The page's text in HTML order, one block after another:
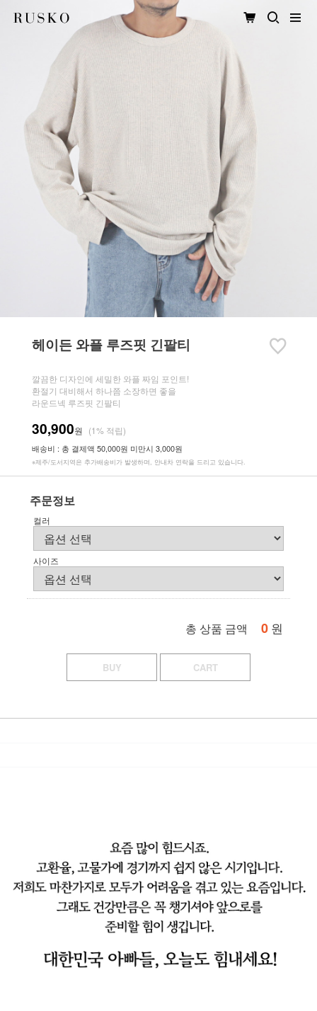
헤이든 와플 루즈핏 긴팔티
깔끔한 디자인에 세밀한 와플 짜임 포인트!
환절기 대비해서 하나쯤 소장하면 좋을
라운드넥 루즈핏 긴팔티
30,900원 (1% 적립)
배송비 : 총 결제액 50,000원 미만시 3,000원
※제주/도서지역은 추가배송비가 발생하며, 안내차 연락을 드리고 있습니다.
주문정보
컬러
사이즈
총 상품 금액 0 원
BUY CART